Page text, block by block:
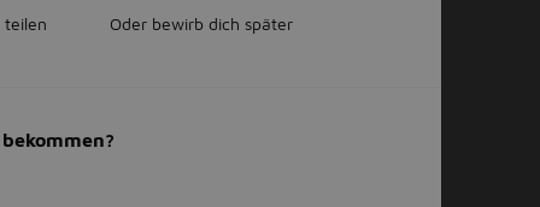
teilen Oder bewirb dich später